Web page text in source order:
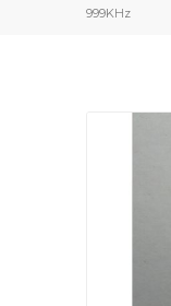
999KHz